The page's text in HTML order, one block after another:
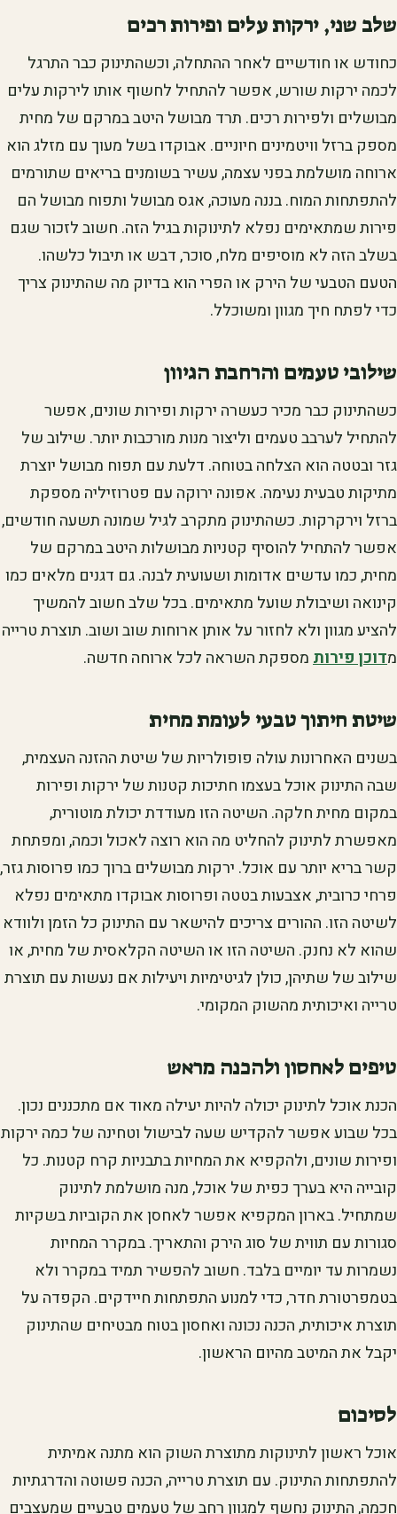
שלב שני, ירקות עלים ופירות רכים
כחודש או חודשיים לאחר ההתחלה, וכשהתינוק כבר התרגל
לכמה ירקות שורש, אפשר להתחיל לחשוף אותו לירקות עלים
מבושלים ולפירות רכים. תרד מבושל היטב במרקם של מחית
מספק ברזל וויטמינים חיוניים. אבוקדו בשל מעוך עם מזלג הוא
ארוחה מושלמת בפני עצמה, עשיר בשומנים בריאים שתורמים
להתפתחות המוח. בננה מעוכה, אגס מבושל ותפוח מבושל הם
פירות שמתאימים נפלא לתינוקות בגיל הזה. חשוב לזכור שגם
בשלב הזה לא מוסיפים מלח, סוכר, דבש או תיבול כלשהו.
הטעם הטבעי של הירק או הפרי הוא בדיוק מה שהתינוק צריך
כדי לפתח חיך מגוון ומשוכלל.
שילובי טעמים והרחבת הגיוון
כשהתינוק כבר מכיר כעשרה ירקות ופירות שונים, אפשר
להתחיל לערבב טעמים וליצור מנות מורכבות יותר. שילוב של
גזר ובטטה הוא הצלחה בטוחה. דלעת עם תפוח מבושל יוצרת
מתיקות טבעית נעימה. אפונה ירוקה עם פטרוזיליה מספקת
ברזל וירקרקות. כשהתינוק מתקרב לגיל שמונה תשעה חודשים,
אפשר להתחיל להוסיף קטניות מבושלות היטב במרקם של
מחית, כמו עדשים אדומות ושעועית לבנה. גם דגנים מלאים כמו
קינואה ושיבולת שועל מתאימים. בכל שלב חשוב להמשיך
להציע מגוון ולא לחזור על אותן ארוחות שוב ושוב. תוצרת טרייה
מדוכן פירותמספקת השראה לכל ארוחה חדשה.
שיטת חיתוך טבעי לעומת מחית
בשנים האחרונות עולה פופולריות של שיטת ההזנה העצמית,
שבה התינוק אוכל בעצמו חתיכות קטנות של ירקות ופירות
במקום מחית חלקה. השיטה הזו מעודדת יכולת מוטורית,
מאפשרת לתינוק להחליט מה הוא רוצה לאכול וכמה, ומפתחת
קשר בריא יותר עם אוכל. ירקות מבושלים ברוך כמו פרוסות גזר,
פרחי כרובית, אצבעות בטטה ופרוסות אבוקדו מתאימים נפלא
לשיטה הזו. ההורים צריכים להישאר עם התינוק כל הזמן ולוודא
שהוא לא נחנק. השיטה הזו או השיטה הקלאסית של מחית, או
שילוב של שתיהן, כולן לגיטימיות ויעילות אם נעשות עם תוצרת
טרייה ואיכותית מהשוק המקומי.
טיפים לאחסון ולהכנה מראש
הכנת אוכל לתינוק יכולה להיות יעילה מאוד אם מתכננים נכון.
בכל שבוע אפשר להקדיש שעה לבישול וטחינה של כמה ירקות
ופירות שונים, ולהקפיא את המחיות בתבניות קרח קטנות. כל
קובייה היא בערך כפית של אוכל, מנה מושלמת לתינוק
שמתחיל. בארון המקפיא אפשר לאחסן את הקוביות בשקיות
סגורות עם תווית של סוג הירק והתאריך. במקרר המחיות
נשמרות עד יומיים בלבד. חשוב להפשיר תמיד במקרר ולא
בטמפרטורת חדר, כדי למנוע התפתחות חיידקים. הקפדה על
תוצרת איכותית, הכנה נכונה ואחסון בטוח מבטיחים שהתינוק
יקבל את המיטב מהיום הראשון.
לסיכום
אוכל ראשון לתינוקות מתוצרת השוק הוא מתנה אמיתית
להתפתחות התינוק. עם תוצרת טרייה, הכנה פשוטה והדרגתיות
חכמה, התינוק נחשף למגוון רחב של טעמים טבעיים שמעצבים